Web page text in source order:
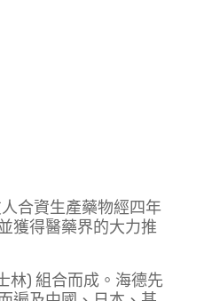
合資生產藥物經四年
獲得醫藥界的大力推
林) 組合而成。海德先